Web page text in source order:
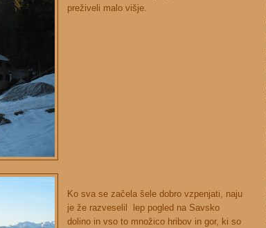
preživeli malo višje.
Ko sva se začela šele dobro vzpenjati, naju
je že razveselil lep pogled na Savsko
dolino in vso to množico hribov in gor, ki so